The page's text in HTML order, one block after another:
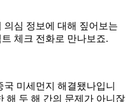
심 정보에 대해 짚어보는
체크 전화로 만나보죠.
미세먼지 해결됐나입니
해 두 해 간의 문제가 아니잖